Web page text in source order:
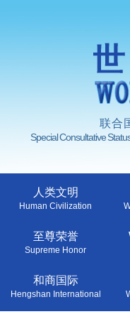
联合
Special Consultative
人类文明
Human Civilization
至尊荣誉
Supreme Honor
和商国际
Hengshan International